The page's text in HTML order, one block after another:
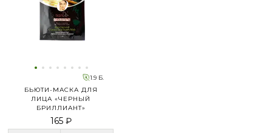
1.9 Б.
БЬЮТИ-МАСКА ДЛЯ
ЛИЦА «ЧЕРНЫЙ
БРИЛЛИАНТ»
165 ₽